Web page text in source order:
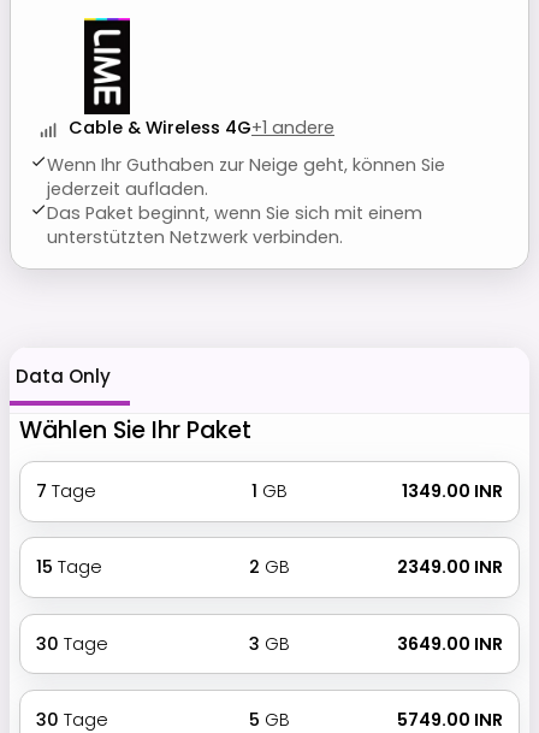
Cable & Wireless 4G+1 andere
Wenn Ihr Guthaben zur Neige geht, können Sie
jederzeit aufladen.
Das Paket beginnt, wenn Sie sich mit einem
unterstützten Netzwerk verbinden.
Data Only
Wählen Sie Ihr Paket
7 Tage 1 GB ₹ 1349.00 INR
15 Tage 2 GB ₹ 2349.00 INR
30 Tage 3 GB ₹ 3649.00 INR
30 Tage 5 GB ₹ 5749.00 INR